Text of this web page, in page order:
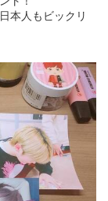
本人もビックリ